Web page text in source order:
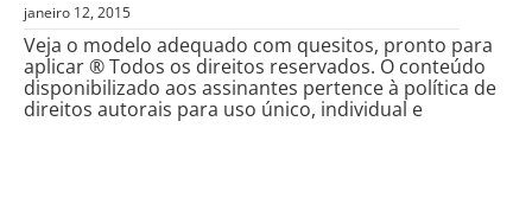
janeiro 12, 2015
Veja o modelo adequado com quesitos, pronto para
aplicar ® Todos os direitos reservados. O conteúdo
disponibilizado aos assinantes pertence à política de
direitos autorais para uso único, individual e